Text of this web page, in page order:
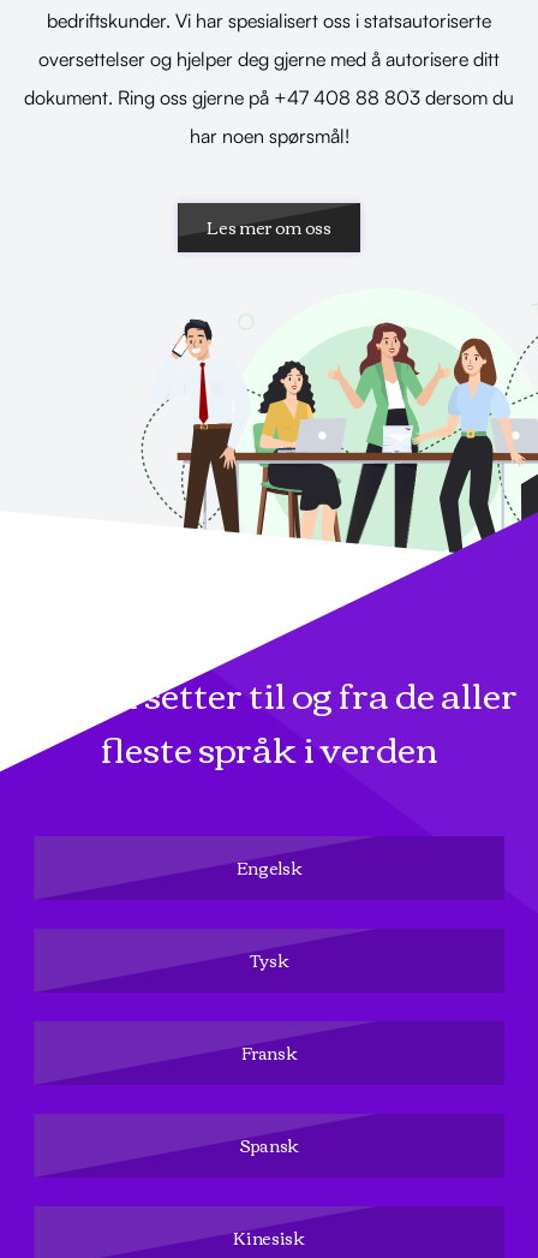
bedriftskunder. Vi har spesialisert oss i statsautoriserte
oversettelser og hjelper deg gjerne med å autorisere ditt
dokument. Ring oss gjerne på +47 408 88 803 dersom du
har noen spørsmål!
Les mer om oss
Vi oversetter til og fra de aller
fleste språk i verden
Engelsk
Tysk
Fransk
Spansk
Kinesisk